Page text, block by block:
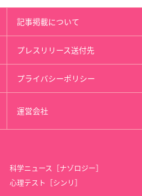
記事掲載について
プレスリリース送付先
プライバシーポリシー
運営会社
科学ニュース［ナゾロジー］
心理テスト［シンリ］